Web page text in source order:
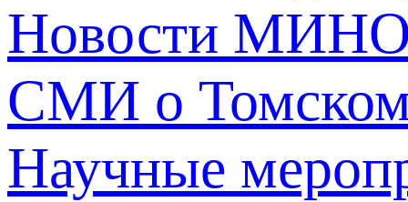
Новости
СМИ о
Научные